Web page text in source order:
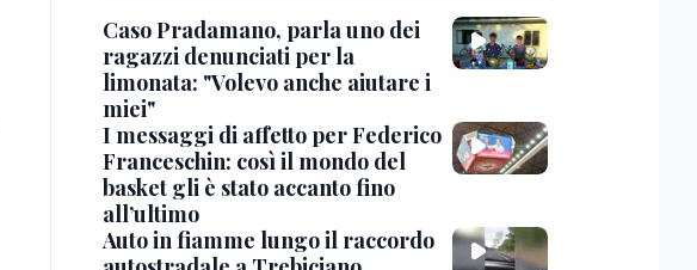
Caso Pradamano, parla uno dei
ragazzi denunciati per la
limonata: "Volevo anche aiutare i
miei"
I messaggi di affetto per Federico
Franceschin: così il mondo del
basket gli è stato accanto fino
all’ultimo
Auto in fiamme lungo il raccordo